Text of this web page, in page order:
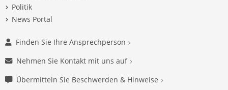
Politik
News Portal
Finden Sie Ihre Ansprechperson
Nehmen Sie Kontakt mit uns auf
Übermitteln Sie Beschwerden & Hinweise